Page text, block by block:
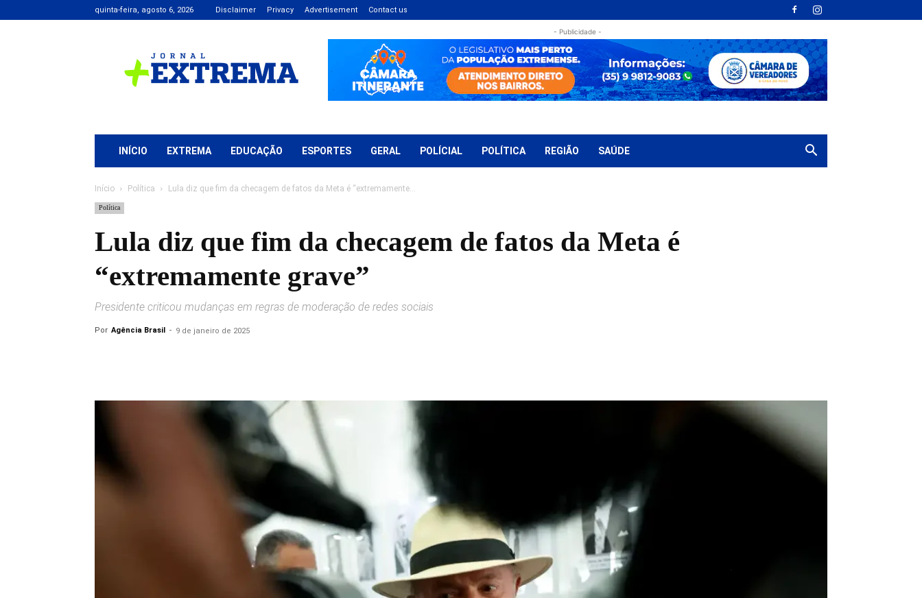
quinta-feira, agosto 6, 2026 Disclaimer Privacy Advertisement Contact us
Extrema
- Publicidade -
INÍCIO EXTREMA EDUCAÇÃO ESPORTES GERAL POLÍCIAL POLÍTICA REGIÃO SAÚDE
Início Política Lula diz que fim da checagem de fatos da Meta é “extremamente...
Política
Lula diz que fim da checagem de fatos da Meta é
“extremamente grave”
Presidente criticou mudanças em regras de moderação de redes sociais
Por Agência Brasil - 9 de janeiro de 2025